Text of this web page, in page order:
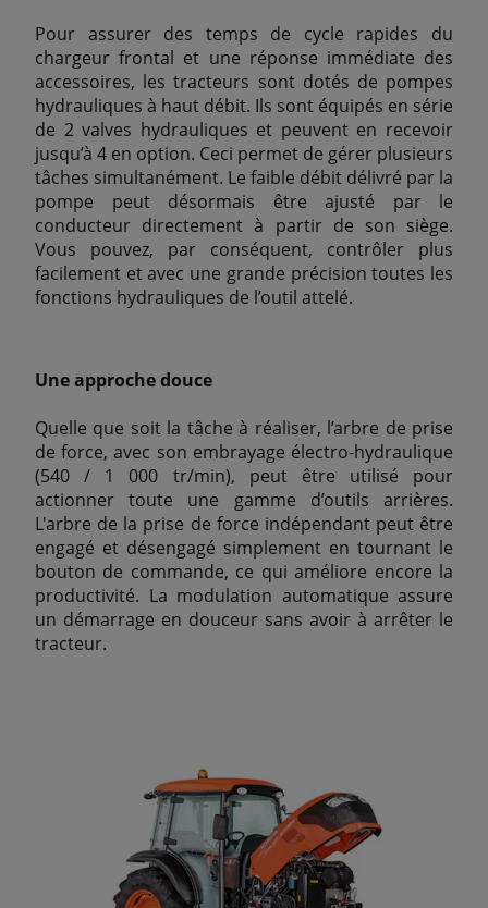
Pour assurer des temps de cycle rapides du
chargeur frontal et une réponse immédiate des
accessoires, les tracteurs sont dotés de pompes
hydrauliques à haut débit. Ils sont équipés en série
de 2 valves hydrauliques et peuvent en recevoir
jusqu’à 4 en option. Ceci permet de gérer plusieurs
tâches simultanément. Le faible débit délivré par la
pompe peut désormais être ajusté par le
conducteur directement à partir de son siège.
Vous pouvez, par conséquent, contrôler plus
facilement et avec une grande précision toutes les
fonctions hydrauliques de l’outil attelé.
Une approche douce
Quelle que soit la tâche à réaliser, l’arbre de prise
de force, avec son embrayage électro-hydraulique
(540 / 1 000 tr/min), peut être utilisé pour
actionner toute une gamme d’outils arrières.
L'arbre de la prise de force indépendant peut être
engagé et désengagé simplement en tournant le
bouton de commande, ce qui améliore encore la
productivité. La modulation automatique assure
un démarrage en douceur sans avoir à arrêter le
tracteur.